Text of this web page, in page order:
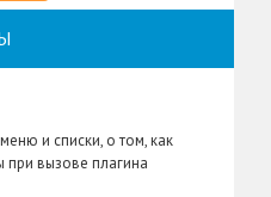
для пакета Zion
(спасибо
и списки, о том, как
при вызове плагина